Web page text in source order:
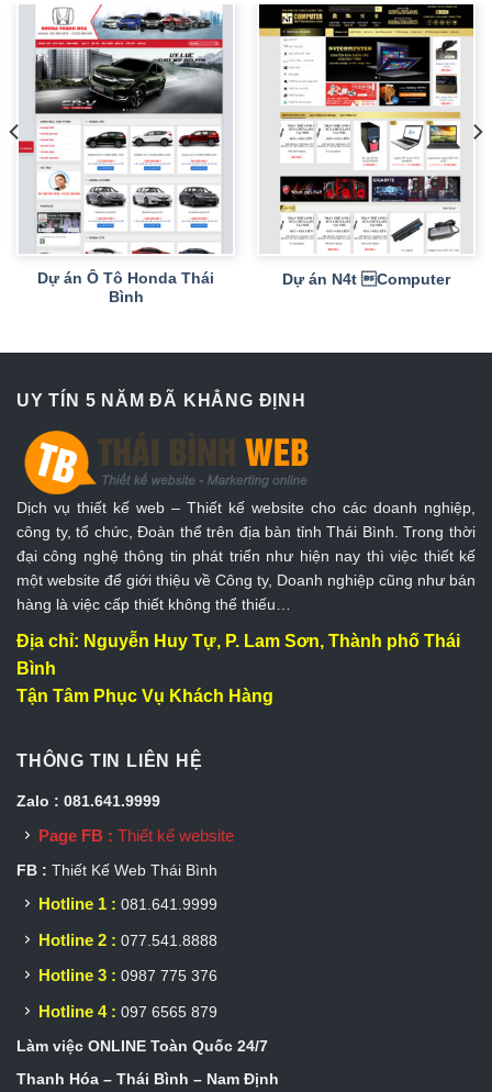
Dự án Ô Tô Honda Thái
Bình
Dự án N4t Computer
UY TÍN 5 NĂM ĐÃ KHẲNG ĐỊNH
Dịch vụ thiết kế web – Thiết kế website cho các doanh nghiệp,
công ty, tổ chức, Đoàn thể trên địa bàn tỉnh Thái Bình. Trong thời
đại công nghệ thông tin phát triển như hiện nay thì việc thiết kế
một website để giới thiệu về Công ty, Doanh nghiệp cũng như bán
hàng là việc cấp thiết không thể thiếu…
Địa chỉ: Nguyễn Huy Tự, P. Lam Sơn, Thành phố Thái
Bình
Tận Tâm Phục Vụ Khách Hàng
THÔNG TIN LIÊN HỆ
Zalo : 081.641.9999
Page FB : Thiết kế website
FB : Thiết Kế Web Thái Bình
Hotline 1 : 081.641.9999
Hotline 2 : 077.541.8888
Hotline 3 : 0987 775 376
Hotline 4 : 097 6565 879
Làm việc ONLINE Toàn Quốc 24/7
Thanh Hóa – Thái Bình – Nam Định